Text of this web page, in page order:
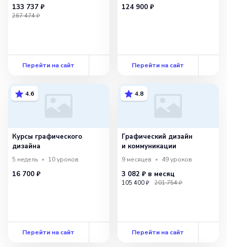
133 737 ₽
267 474 ₽
Перейти на сайт
124 900 ₽
Перейти на сайт
4.6
Курсы графического
дизайна
5 недель 10уроков
16 700 ₽
Перейти на сайт
4.8
Графический дизайн
и коммуникации
9 месяцев 49уроков
3 082 ₽ в месяц
105 400 ₽ 201 754 ₽
Перейти на сайт